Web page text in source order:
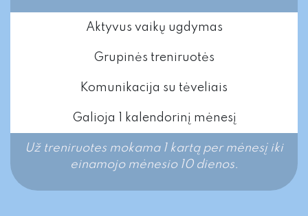
Aktyvus vaikų ugdymas
Grupinės treniruotės
Komunikacija su tėveliais
Galioja 1 kalendorinį mėnesį
Už treniruotes mokama 1 kartą per mėnesį iki
einamojo mėnesio 10 dienos.​